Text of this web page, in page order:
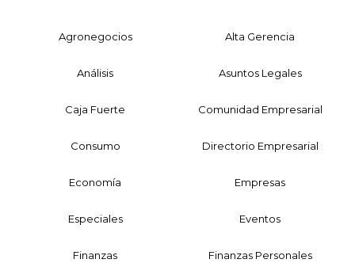
Agronegocios Alta Gerencia
Análisis Asuntos Legales
Caja Fuerte Comunidad Empresarial
Consumo Directorio Empresarial
Economía Empresas
Especiales Eventos
Finanzas Finanzas Personales